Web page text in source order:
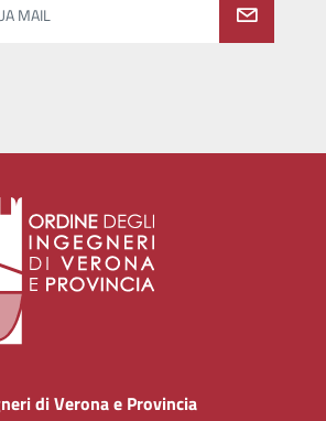
MAIL
di Verona e Provincia